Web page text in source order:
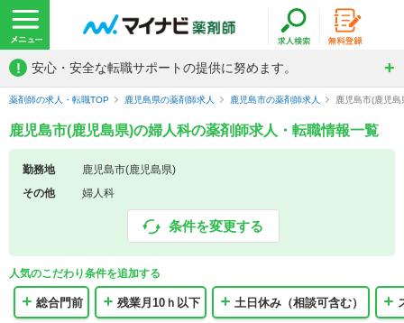
! 安心・安全な転職サポートの提供に努めます。
薬剤師の求人・転職TOP 鹿児島県の薬剤師求人 鹿児島市の薬剤師求人 鹿児島市(鹿児
鹿児島市(鹿児島県)の婦人科の薬剤師求人・転職情報一覧
勤務地
鹿児島市(鹿児島県)
その他
婦人科
条件を変更する
人気のこだわり条件を追加する
総合門前 残業月10ｈ以下 土日休み（相談可含む）